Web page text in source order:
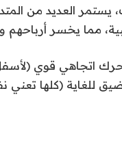
العديد من
مما يخسر أرباحهم
اتجاهي قوي
للغاية (كلها